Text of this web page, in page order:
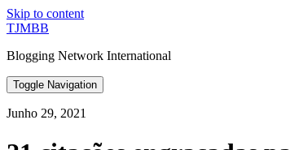
Skip to content
TJMBB
Blogging Network International
Toggle Navigation
Junho 29, 2021